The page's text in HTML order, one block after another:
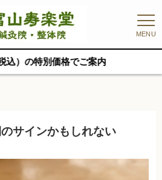
MENU
でご案内
サインかもしれない